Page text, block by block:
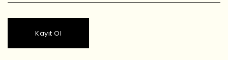
Kayıt Ol